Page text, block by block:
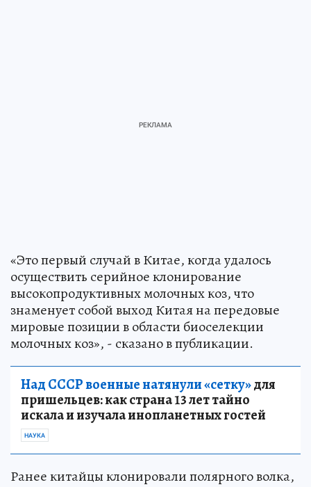
«Это первый случай в Китае, когда удалось
осуществить серийное клонирование
высокопродуктивных молочных коз, что
знаменует собой выход Китая на передовые
мировые позиции в области биоселекции
молочных коз», - сказано в публикации.
Над СССР военные натянули «сетку»для
пришельцев: как страна 13 лет тайно
искала и изучала инопланетных гостей
НАУКА
Ранее китайцы клонировали полярного волка,